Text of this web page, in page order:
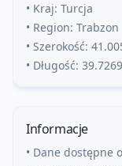
• Kraj: Turcja
• Region: Trabzon
• Szerokość:
• Długość: 39.7269
Informacje
• Dane dostępne